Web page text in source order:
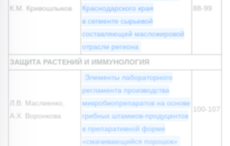
К.М. Кривошлыков
Краснодарского края
в сегменте сырьевой
составляющей масложировой
отрасли региона
88-99
ЗАЩИТА РАСТЕНИЙ И ИММУНОЛОГИЯ
Л.В. Маслиенко,
А.Х. Воронкова
Элементы лабораторного
регламента производства
микробиопрепаратов на основе
грибных штаммов-продуцентов
в препаративной форме
«смачивающийся порошок»
100-107